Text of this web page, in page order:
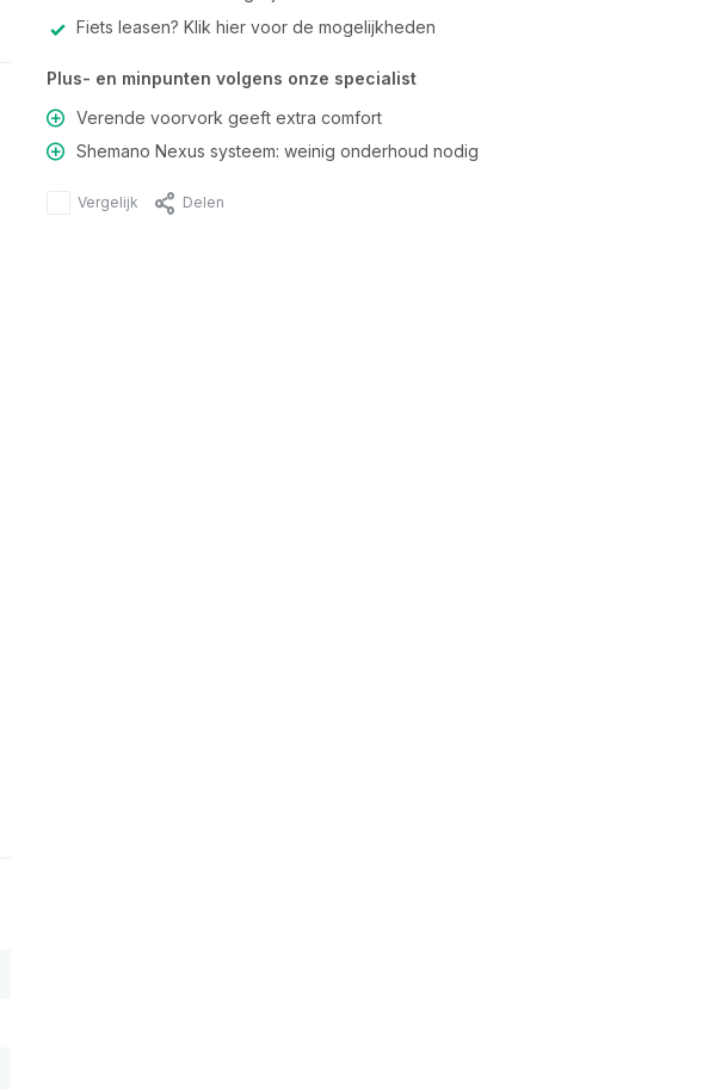
Fiets leasen? Klik hier voor de mogelijkheden
Plus- en minpunten volgens onze specialist
Verende voorvork geeft extra comfort
Shemano Nexus systeem: weinig onderhoud nodig
Vergelijk Delen